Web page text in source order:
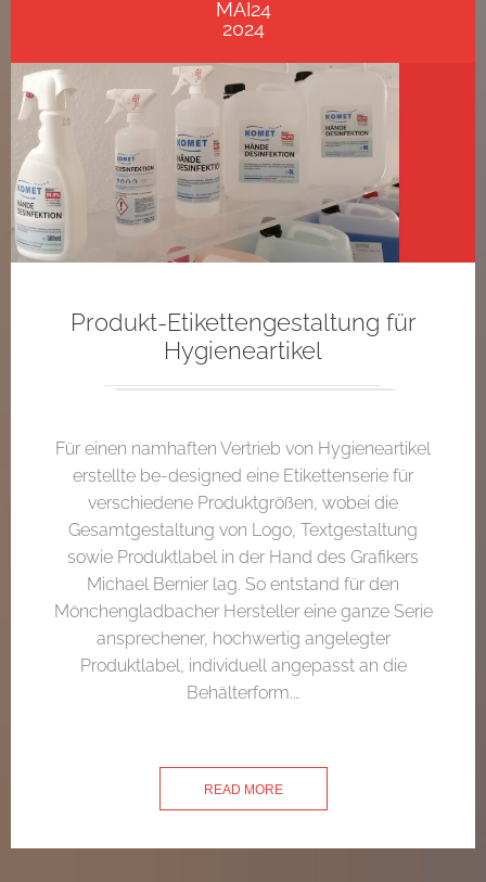
MAI24
2024
Produkt-Etikettengestaltung für
Hygieneartikel
Für einen namhaften Vertrieb von Hygieneartikel
erstellte be-designed eine Etikettenserie für
verschiedene Produktgrößen, wobei die
Gesamtgestaltung von Logo, Textgestaltung
sowie Produktlabel in der Hand des Grafikers
Michael Bernier lag. So entstand für den
Mönchengladbacher Hersteller eine ganze Serie
ansprechener, hochwertig angelegter
Produktlabel, individuell angepasst an die
Behälterform.…
READ MORE